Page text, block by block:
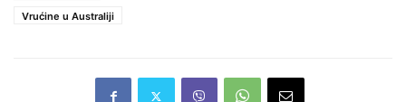
Vrućine u Australiji